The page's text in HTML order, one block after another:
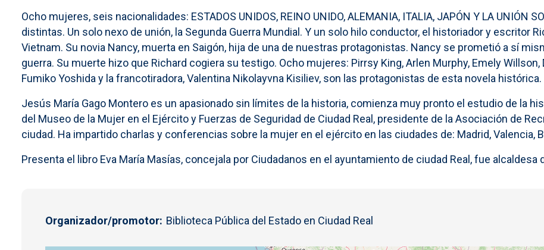
Ocho mujeres, seis nacionalidades: ESTADOS UNIDOS, REINO UNIDO, ALEMANIA, ITALIA, JAPÓN Y LA UNIÓN
distintas. Un solo nexo de unión, la Segunda Guerra Mundial. Y un solo hilo conductor, el historiador y escritor
Vietnam. Su novia Nancy, muerta en Saigón, hija de una de nuestras protagonistas. Nancy se prometió a sí
guerra. Su muerte hizo que Richard cogiera su testigo. Ocho mujeres: Pirrsy King, Arlen Murphy, Emely
Fumiko Yoshida y la francotiradora, Valentina Nikolayvna Kisiliev, son las protagonistas de esta novela histórica.
Jesús María Gago Montero es un apasionado sin límites de la historia, comienza muy pronto el estudio de la
del Museo de la Mujer en el Ejército y Fuerzas de Seguridad de Ciudad Real, presidente de la Asociación de
ciudad. Ha impartido charlas y conferencias sobre la mujer en el ejército en las ciudades de: Madrid, Valencia,
Presenta el libro Eva María Masías, concejala por Ciudadanos en el ayuntamiento de ciudad Real, fue
Organizador/promotor Biblioteca Pública del Estado en Ciudad Real